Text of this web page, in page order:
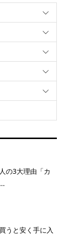
の3大理由「カ
うと安く手に入